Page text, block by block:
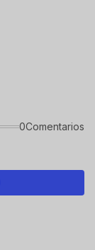
0Comentarios